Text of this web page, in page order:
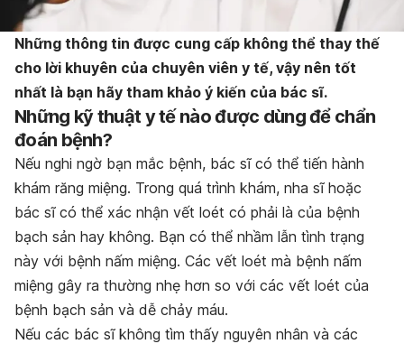
Những thông tin được cung cấp không thể thay thế
cho lời khuyên của chuyên viên y tế, vậy nên tốt
nhất là bạn hãy tham khảo ý kiến của bác sĩ.
Những kỹ thuật y tế nào được dùng để chẩn
đoán bệnh?
Nếu nghi ngờ bạn mắc bệnh, bác sĩ có thể tiến hành
khám răng miệng. Trong quá trình khám, nha sĩ hoặc
bác sĩ có thể xác nhận vết loét có phải là của bệnh
bạch sản hay không. Bạn có thể nhầm lẫn tình trạng
này với bệnh nấm miệng. Các vết loét mà bệnh nấm
miệng gây ra thường nhẹ hơn so với các vết loét của
bệnh bạch sản và dễ chảy máu.
Nếu các bác sĩ không tìm thấy nguyên nhân và các